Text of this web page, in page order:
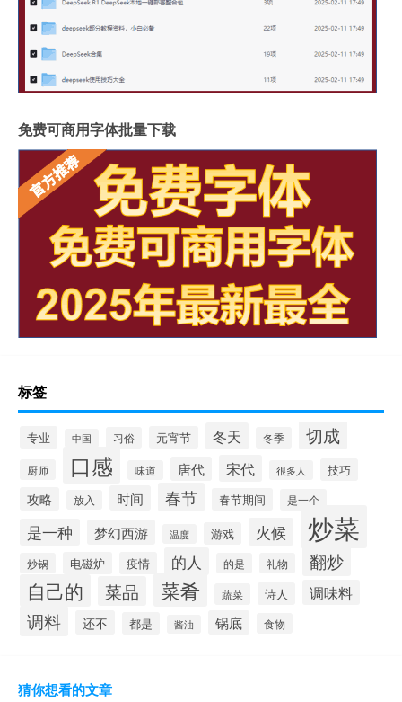
免费可商用字体批量下载
标签
专业 中国 习俗 元宵节 冬天 冬季 切成
厨师 口感 味道 唐代 宋代 很多人 技巧
攻略 放入 时间 春节 春节期间 是一个
是一种 梦幻西游 温度 游戏 火候 炒菜
炒锅 电磁炉 疫情 的人 的是 礼物 翻炒
自己的 菜品 菜肴 蔬菜 诗人 调味料
调料 还不 都是 酱油 锅底 食物
猜你想看的文章